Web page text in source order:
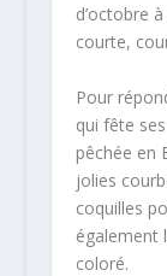
d’octobre
courte,
Pour
qui fête
pêchée en
jolies
coquilles
également
coloré.